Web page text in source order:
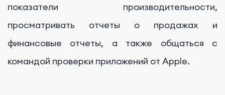
показатели производительности,
просматривать отчеты о продажах и
финансовые отчеты, а также общаться с
командой проверки приложений от Apple.